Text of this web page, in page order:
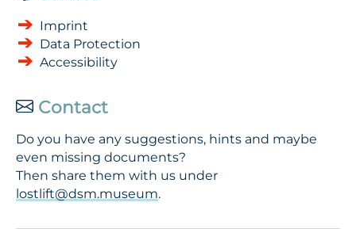
Imprint
Data Protection
Accessibility
Contact
Do you have any suggestions, hints and maybe
even missing documents?
Then share them with us under
lostlift@dsm.museum.